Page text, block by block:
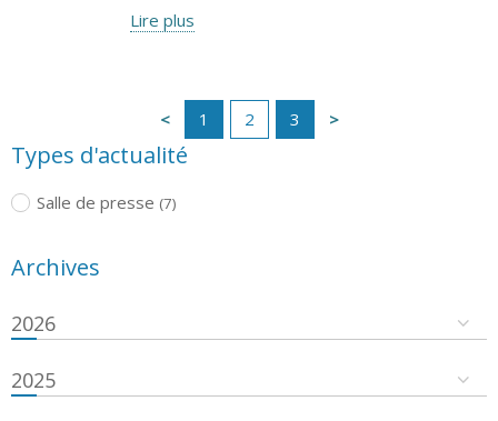
Lire plus
1 2 3
Types d'actualité
Salle de presse (7)
Archives
2026
2025